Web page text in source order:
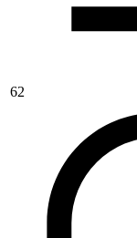
62